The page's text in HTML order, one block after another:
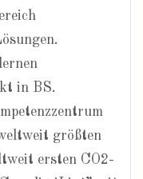
in BS.
größten
ersten CO2-